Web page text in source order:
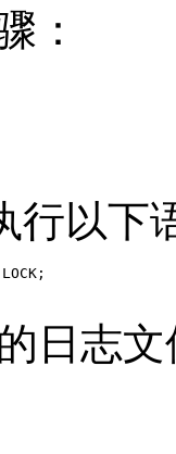
：
行以下
日志